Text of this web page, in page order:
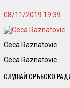
08/11/2019 19:39
Ceca Raznatovic
Ceca Raznatovic
СЛУШАЙ СРЪБСКО